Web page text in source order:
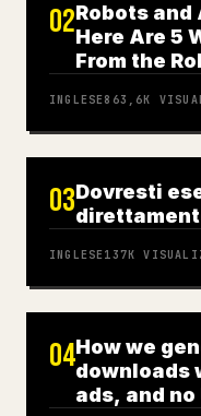
02Robots and
Here Are 5
From the
INGLESE 863,6K
03Dovresti
INGLESE 137K
04How we
downloads
ads, and